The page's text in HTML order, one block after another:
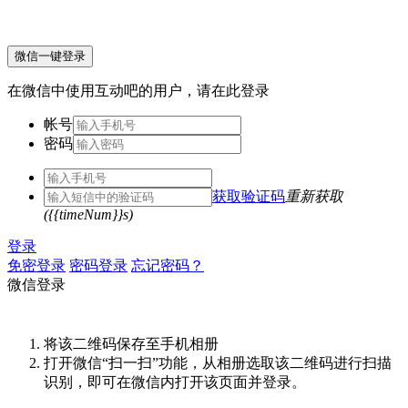
微信一键登录
在微信中使用互动吧的用户，请在此登录
帐号
密码
获取验证码重新获取
({{timeNum}}s)
登录
免密登录 密码登录 忘记密码？
微信登录
将该二维码保存至手机相册
打开微信“扫一扫”功能，从相册选取该二维码进行扫描
识别，即可在微信内打开该页面并登录。